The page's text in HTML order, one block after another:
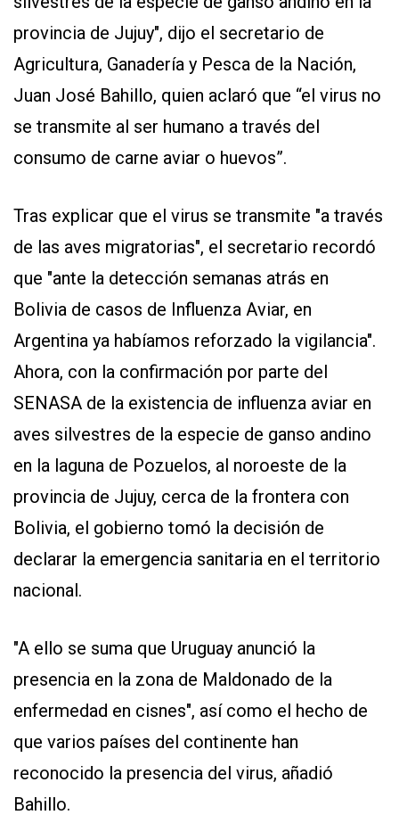
provincia de Jujuy", dijo el secretario de
Agricultura, Ganadería y Pesca de la Nación,
Juan José Bahillo, quien aclaró que “el virus no
se transmite al ser humano a través del
consumo de carne aviar o huevos”.
Tras explicar que el virus se transmite "a través
de las aves migratorias", el secretario recordó
que "ante la detección semanas atrás en
Bolivia de casos de Influenza Aviar, en
Argentina ya habíamos reforzado la vigilancia".
Ahora, con la confirmación por parte del
SENASA de la existencia de influenza aviar en
aves silvestres de la especie de ganso andino
en la laguna de Pozuelos, al noroeste de la
provincia de Jujuy, cerca de la frontera con
Bolivia, el gobierno tomó la decisión de
declarar la emergencia sanitaria en el territorio
nacional.
"A ello se suma que Uruguay anunció la
presencia en la zona de Maldonado de la
enfermedad en cisnes", así como el hecho de
que varios países del continente han
reconocido la presencia del virus, añadió
Bahillo.